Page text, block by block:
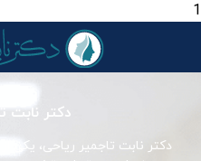
1
دکتر نابت
دکتر نابت تاجمیر ریاحی،